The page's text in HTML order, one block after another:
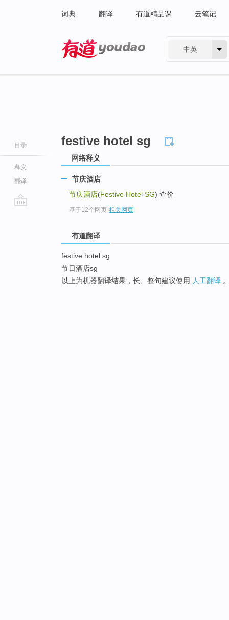
词典 翻译 有道精品课 云笔记
中英
目录
释义
翻译
festive hotel sg
网络释义
节庆酒店
节庆酒店(Festive Hotel SG) 查价
基于12个网页-相关网页
有道翻译
festive hotel sg
节日酒店sg
以上为机器翻译结果，长、整句建议使用 人工翻译